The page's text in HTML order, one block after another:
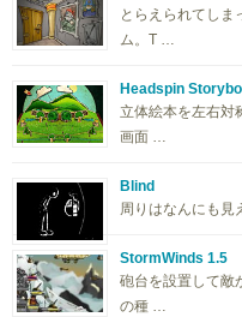
とらえられてしま
ム。T …
Headspin
立体絵本を左右対
画面 …
Blind
周りはなんにも見
StormWinds 1.5
砲台を設置して敵
の種 …